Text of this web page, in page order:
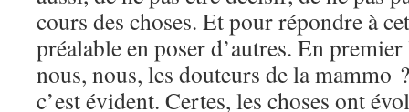
cours des choses. Et pour répondre à
préalable en poser d’autres. En
nous, nous, les douteurs de la mammo
c’est évident. Certes, les choses ont